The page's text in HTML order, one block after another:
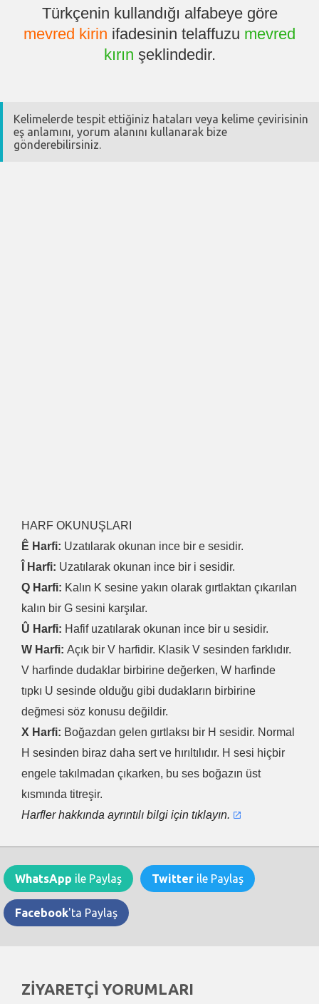
Türkçenin kullandığı alfabeye göre
mevred kirin ifadesinin telaffuzu mevred
kırın şeklindedir.
Kelimelerde tespit ettiğiniz hataları veya kelime çevirisinin
eş anlamını, yorum alanını kullanarak bize
gönderebilirsiniz.
HARF OKUNUŞLARI
Ê Harfi: Uzatılarak okunan ince bir e sesidir.
Î Harfi: Uzatılarak okunan ince bir i sesidir.
Q Harfi: Kalın K sesine yakın olarak gırtlaktan çıkarılan
kalın bir G sesini karşılar.
Û Harfi: Hafif uzatılarak okunan ince bir u sesidir.
W Harfi: Açık bir V harfidir. Klasik V sesinden farklıdır.
V harfinde dudaklar birbirine değerken, W harfinde
tıpkı U sesinde olduğu gibi dudakların birbirine
değmesi söz konusu değildir.
X Harfi: Boğazdan gelen gırtlaksı bir H sesidir. Normal
H sesinden biraz daha sert ve hırıltılıdır. H sesi hiçbir
engele takılmadan çıkarken, bu ses boğazın üst
kısmında titreşir.
Harfler hakkında ayrıntılı bilgi için tıklayın.
WhatsApp ile Paylaş Twitter ile Paylaş
Facebook'ta Paylaş
ZİYARETÇİ YORUMLARI